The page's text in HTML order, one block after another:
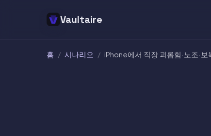
Vaultaire
홈 / 시나리오 / iPhone에서 직장 괴롭힘·노조·